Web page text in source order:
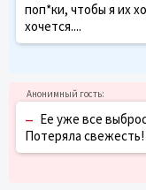
поп*ки, чтобы я их
хочется....
– Ее уже все
Потеряла свежесть!